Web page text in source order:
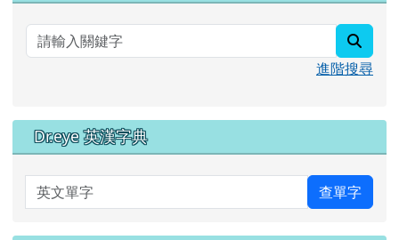
進階搜尋
Dr.eye 英漢字典
英文單字 查單字